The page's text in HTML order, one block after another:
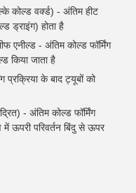
कोल्ड वर्क्ड) - अंतिम हीट
ड्राइंग) होता है
एनील्ड - अंतिम कोल्ड फॉर्मिंग
किया जाता है
प्रक्रिया के बाद ट्यूबों को
- अंतिम कोल्ड फॉर्मिंग
में ऊपरी परिवर्तन बिंदु से ऊपर